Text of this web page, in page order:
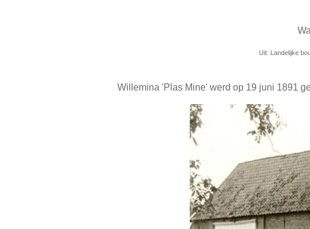
Uit: Landelijke
Willemina 'Plas Mine' werd op 19 juni 1891